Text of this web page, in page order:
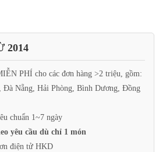
2014
PHÍ cho các đơn hàng >2 triệu, gồm:
Nẵng, Hải Phòng, Bình Dương, Đồng
chuẩn 1~7 ngày
yêu cầu dù chỉ 1 món
điện tử HKD